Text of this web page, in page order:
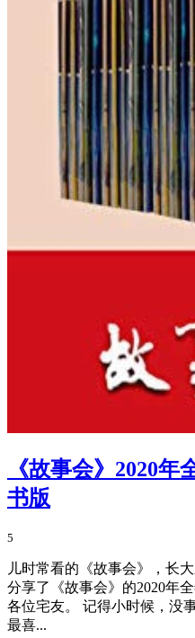
《故事会》2020
书版
5
儿时常看的《故事会》，长
分享了《故事会》的2020年
各位宅友。 记得小时候，没
最喜...